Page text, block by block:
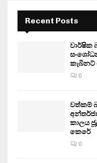
Recent Posts
වාර්ෂික
0
වත්කම්
කාලය
කෙරේ
0